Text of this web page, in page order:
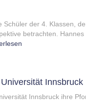
Schüler der 4. Klassen,
betrachten.
Innsbruck
Innsbruck ihre